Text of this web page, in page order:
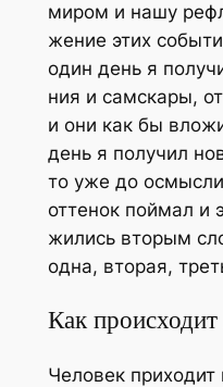
миром и нашу
же­ние этих
один день я
ния и сам­ска­ры,
и они как бы
день я полу­чил
то уже до
отте­нок пой­мал и
жи­лись вто­рым
одна, вто­рая,
Как
Чело­век